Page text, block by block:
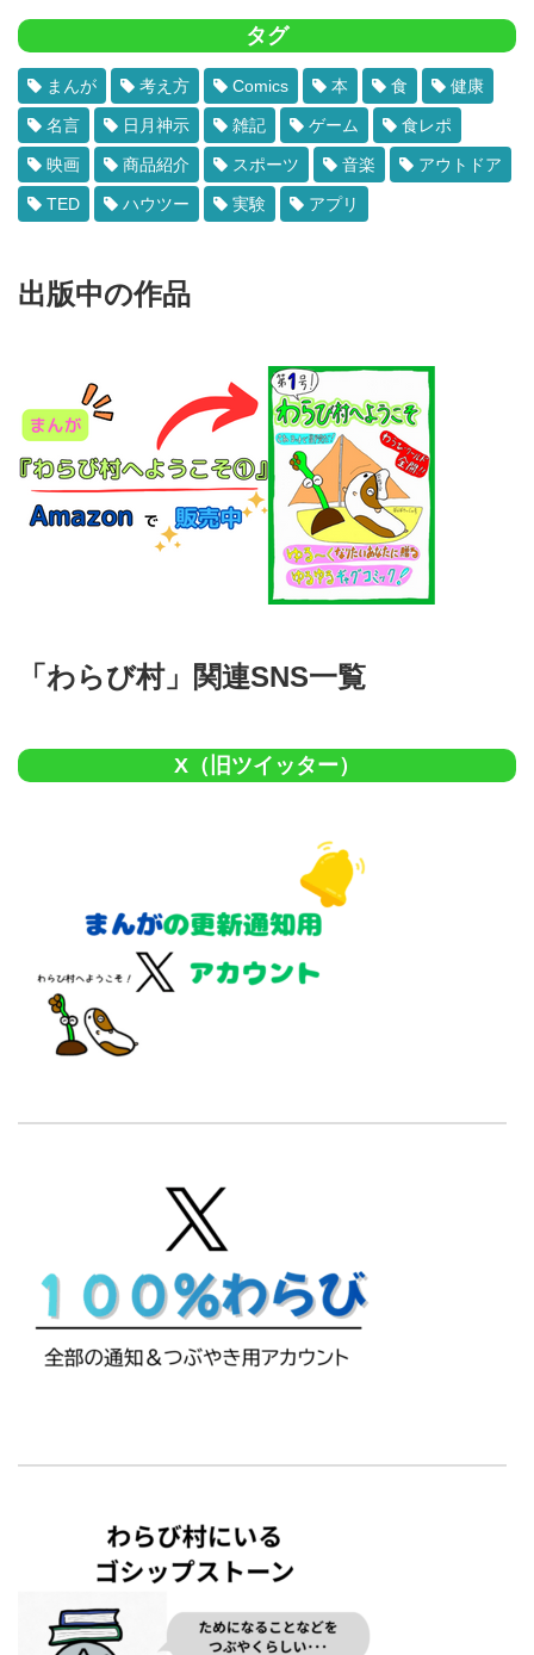
タグ
まんが 考え方 Comics 本 食 健康
名言 日月神示 雑記 ゲーム 食レポ
映画 商品紹介 スポーツ 音楽 アウトドア
TED ハウツー 実験 アプリ
出版中の作品
「わらび村」関連SNS一覧
X（旧ツイッター）